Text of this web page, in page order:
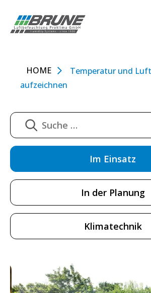
Inhalt
springen
HOME
Temperatur und
aufzeichnen
Im Einsatz
In der Planung
Klimatechnik